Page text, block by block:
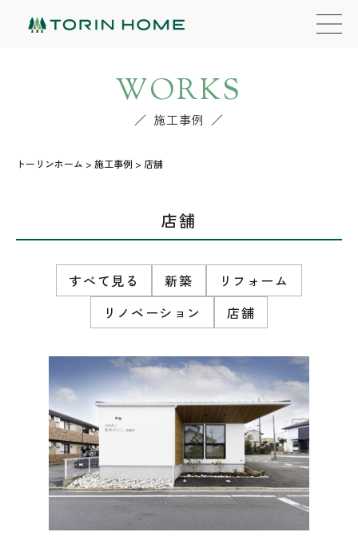
WORKS
施工事例
トーリンホーム > 施工事例 > 店舗
店舗
すべて見る 新築
リフォーム
リノベーション
店舗